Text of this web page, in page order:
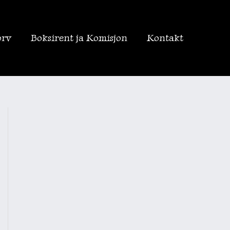
Boksirent ja Komisjon Kontakt